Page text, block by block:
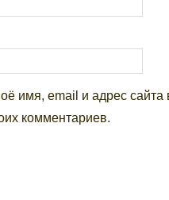
имя, email и адрес сайта
комментариев.